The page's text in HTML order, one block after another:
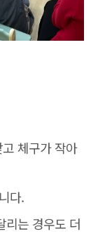
체구가 작아
다.
리는 경우도 더